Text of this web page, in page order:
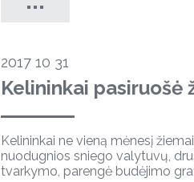
2017 10 31
Kelininkai pasiruošė
Kelininkai ne vieną mėnesį
nuodugnios sniego valytuvų,
tvarkymo, parengė budėjimo